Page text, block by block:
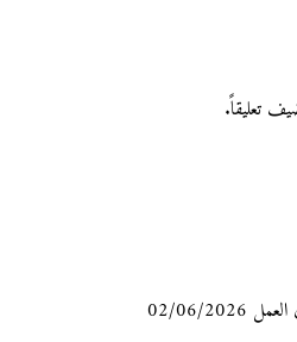
تعليقاً.
العمل 02/06/2026